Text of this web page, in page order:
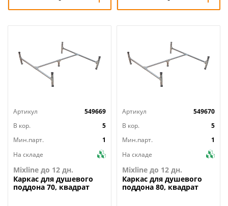
Артикул
549669
В кор.
5
Мин.парт.
1
На складе
Mixline до 12 дн.
Каркас для душевого
поддона 70, квадрат
Артикул
549670
В кор.
5
Мин.парт.
1
На складе
Mixline до 12 дн.
Каркас для душевого
поддона 80, квадрат